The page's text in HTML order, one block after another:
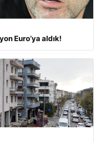
Euro’ya aldık!